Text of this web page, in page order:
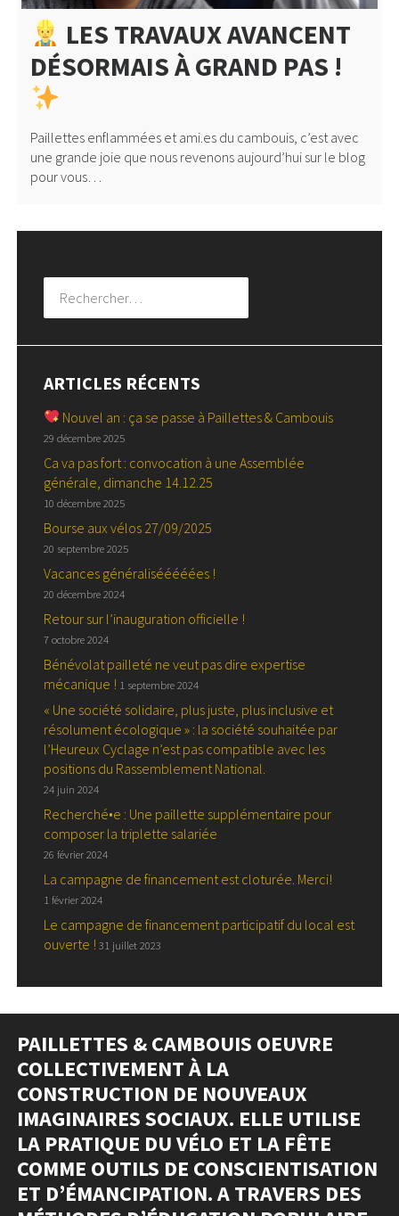
LES TRAVAUX AVANCENT
DÉSORMAIS À GRAND PAS !
Paillettes enflammées et ami.es du cambouis, c’est avec
une grande joie que nous revenons aujourd’hui sur le blog
pour vous…
Rechercher :
ARTICLES RÉCENTS
Nouvel an : ça se passe à Paillettes & Cambouis
29 décembre 2025
Ca va pas fort : convocation à une Assemblée
générale, dimanche 14.12.25
10 décembre 2025
Bourse aux vélos 27/09/2025
20 septembre 2025
Vacances généralisééééées !
20 décembre 2024
Retour sur l’inauguration officielle !
7 octobre 2024
Bénévolat pailleté ne veut pas dire expertise
mécanique ! 1 septembre 2024
« Une société solidaire, plus juste, plus inclusive et
résolument écologique » : la société souhaitée par
l’Heureux Cyclage n’est pas compatible avec les
positions du Rassemblement National.
24 juin 2024
Recherché•e : Une paillette supplémentaire pour
composer la triplette salariée
26 février 2024
La campagne de financement est cloturée. Merci!
1 février 2024
Le campagne de financement participatif du local est
ouverte ! 31 juillet 2023
PAILLETTES & CAMBOUIS OEUVRE
COLLECTIVEMENT À LA
CONSTRUCTION DE NOUVEAUX
IMAGINAIRES SOCIAUX. ELLE UTILISE
LA PRATIQUE DU VÉLO ET LA FÊTE
COMME OUTILS DE CONSCIENTISATION
ET D’ÉMANCIPATION. A TRAVERS DES